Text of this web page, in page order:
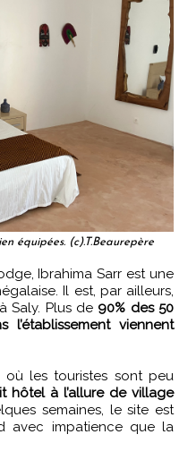
équipées. (c).T.Beaurepère
Il est, par ailleurs,
Saly. Plus de 90% des 50
l’établissement viennent
où les touristes sont peu
hôtel à l’allure de village
semaines, le site est
avec impatience que la